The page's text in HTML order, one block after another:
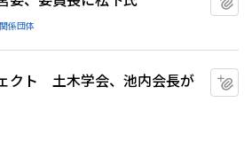
係団体
クト 土木学会、池内会長が